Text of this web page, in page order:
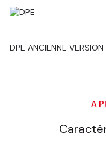
DPE ANCIENNE VERSION
A